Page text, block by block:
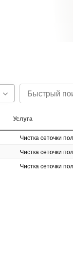
Услуга
Чистка сеточки
Чистка сеточки
Чистка сеточки